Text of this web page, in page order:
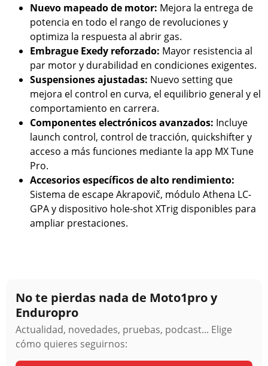
Nuevo mapeado de motor: Mejora la entrega de
potencia en todo el rango de revoluciones y
optimiza la respuesta al abrir gas.
Embrague Exedy reforzado: Mayor resistencia al
par motor y durabilidad en condiciones exigentes.
Suspensiones ajustadas: Nuevo setting que
mejora el control en curva, el equilibrio general y el
comportamiento en carrera.
Componentes electrónicos avanzados: Incluye
launch control, control de tracción, quickshifter y
acceso a más funciones mediante la app MX Tune
Pro.
Accesorios específicos de alto rendimiento:
Sistema de escape Akrapovič, módulo Athena LC-
GPA y dispositivo hole-shot XTrig disponibles para
ampliar prestaciones.
No te pierdas nada de Moto1pro y
Enduropro
Actualidad, novedades, pruebas, podcast... Elige
cómo quieres seguirnos: